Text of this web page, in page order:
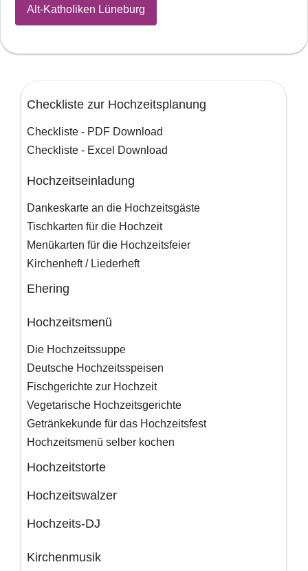
Alt-Katholiken Lüneburg
Checkliste zur Hochzeitsplanung
Checkliste - PDF Download
Checkliste - Excel Download
Hochzeitseinladung
Dankeskarte an die Hochzeitsgäste
Tischkarten für die Hochzeit
Menükarten für die Hochzeitsfeier
Kirchenheft / Liederheft
Ehering
Hochzeitsmenü
Die Hochzeitssuppe
Deutsche Hochzeitsspeisen
Fischgerichte zur Hochzeit
Vegetarische Hochzeitsgerichte
Getränkekunde für das Hochzeitsfest
Hochzeitsmenü selber kochen
Hochzeitstorte
Hochzeitswalzer
Hochzeits-DJ
Kirchenmusik